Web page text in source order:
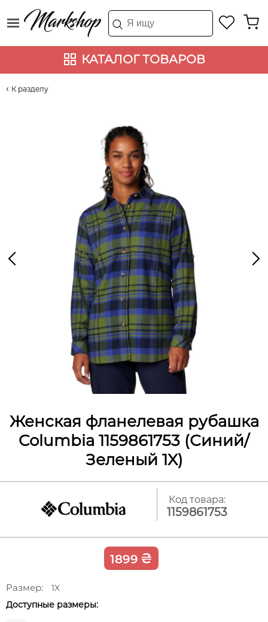
КАТАЛОГ ТОВАРОВ
К разделу
Женская фланелевая рубашка
Columbia 1159861753 (Синий/
Зеленый 1X)
Код товара:
1159861753
1899 ₴
Размер:
1X
Доступные размеры: